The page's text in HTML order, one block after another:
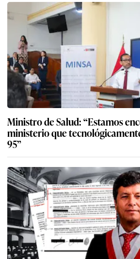
Ministro de Salud: “Estamos
ministerio que
95”